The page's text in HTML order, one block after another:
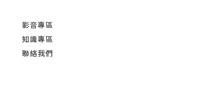
影音專區
知識專區
聯絡我們